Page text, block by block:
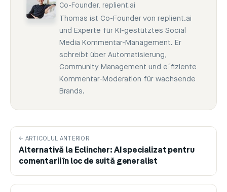
Co-Founder, replient.ai
Thomas ist Co-Founder von replient.ai
und Experte für KI-gestütztes Social
Media Kommentar-Management. Er
schreibt über Automatisierung,
Community Management und effiziente
Kommentar-Moderation für wachsende
Brands.
← ARTICOLUL ANTERIOR
Alternativă la Eclincher: AI specializat pentru
comentarii în loc de suită generalist